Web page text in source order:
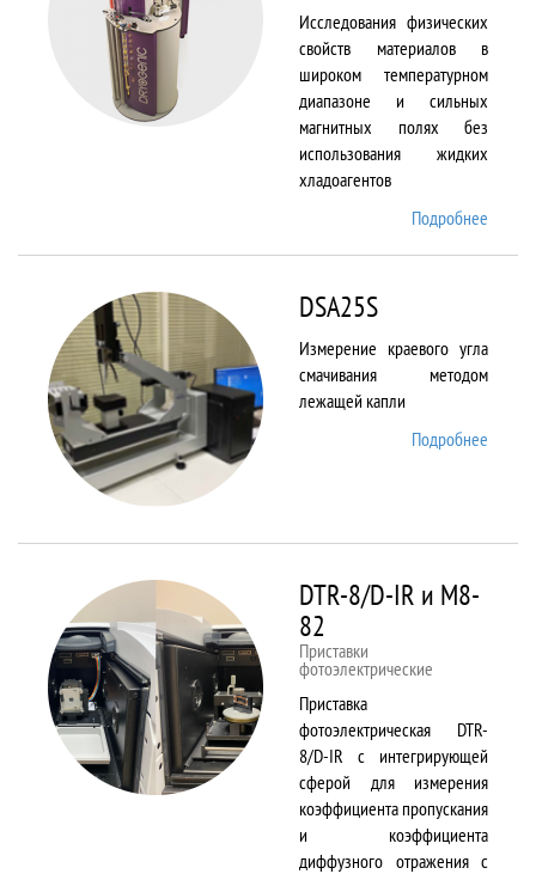
Исследования физических
свойств материалов в
широком температурном
диапазоне и сильных
магнитных полях без
использования жидких
хладоагентов
Подробнее
DSA25S
Измерение краевого угла
смачивания методом
лежащей капли
Подробнее
DTR-8/D-IR и М8-
82
Приставки
фотоэлектрические
Приставка
фотоэлектрическая DTR-
8/D-IR с интегрирующей
сферой для измерения
коэффициента пропускания
и коэффициента
диффузного отражения с